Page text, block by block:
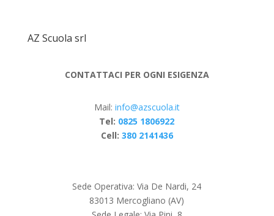
AZ Scuola srl
CONTATTACI PER OGNI ESIGENZA
Mail: info@azscuola.it
Tel: 0825 1806922
Cell: 380 2141436
Sede Operativa: Via De Nardi, 24
83013 Mercogliano (AV)